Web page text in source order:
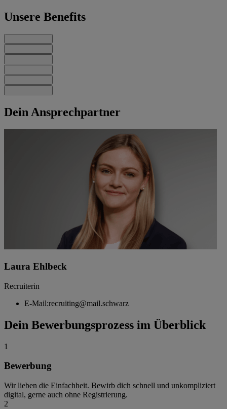
Unsere Benefits
Dein Ansprechpartner
Laura Ehlbeck
Recruiterin
E-Mail:recruiting@mail.schwarz
Dein Bewerbungsprozess im Überblick
1
Bewerbung
Wir lieben die Einfachheit. Bewirb dich schnell und unkompliziert
digital, gerne auch ohne Registrierung.
2